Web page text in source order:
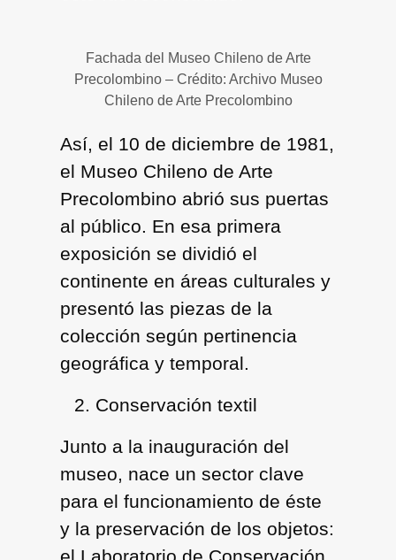
Fachada del Museo Chileno de Arte
Precolombino – Crédito: Archivo Museo
Chileno de Arte Precolombino
Así, el 10 de diciembre de 1981,
el Museo Chileno de Arte
Precolombino abrió sus puertas
al público. En esa primera
exposición se dividió el
continente en áreas culturales y
presentó las piezas de la
colección según pertinencia
geográfica y temporal.
Conservación textil
Junto a la inauguración del
museo, nace un sector clave
para el funcionamiento de éste
y la preservación de los objetos:
el Laboratorio de Conservación